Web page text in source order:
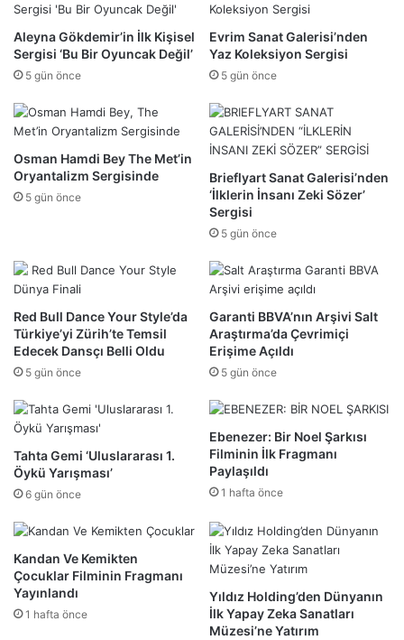
Aleyna Gökdemir’in İlk Kişisel
Sergisi ‘Bu Bir Oyuncak Değil’
5 gün önce
Evrim Sanat Galerisi’nden
Yaz Koleksiyon Sergisi
5 gün önce
Osman Hamdi Bey The Met’in
Oryantalizm Sergisinde
5 gün önce
Brieflyart Sanat Galerisi’nden
‘İlklerin İnsanı Zeki Sözer’
Sergisi
5 gün önce
Red Bull Dance Your Style’da
Türkiye’yi Zürih’te Temsil
Edecek Dansçı Belli Oldu
5 gün önce
Garanti BBVA’nın Arşivi Salt
Araştırma’da Çevrimiçi
Erişime Açıldı
5 gün önce
Tahta Gemi ‘Uluslararası 1.
Öykü Yarışması’
6 gün önce
Ebenezer: Bir Noel Şarkısı
Filminin İlk Fragmanı
Paylaşıldı
1 hafta önce
Kandan Ve Kemikten
Çocuklar Filminin Fragmanı
Yayınlandı
1 hafta önce
Yıldız Holding’den Dünyanın
İlk Yapay Zeka Sanatları
Müzesi’ne Yatırım